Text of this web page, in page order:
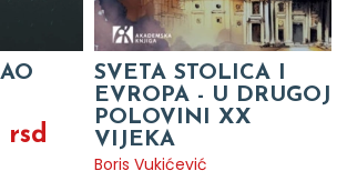
rsd
SVETA STOLICA I
EVROPA - U DRUGOJ
POLOVINI XX
VIJEKA
Boris Vukićević